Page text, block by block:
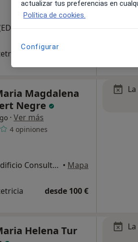
Magdalena
Negre
· Ver más
4 opiniones
Camino de la Vileta, 30. Edificio Consultas Externas Juaneda Miramar, Palma de Mallorca • Mapa
desde 100 €
Helena Tur
actualizar tus preferencias en
Política de cookies.
Configurar